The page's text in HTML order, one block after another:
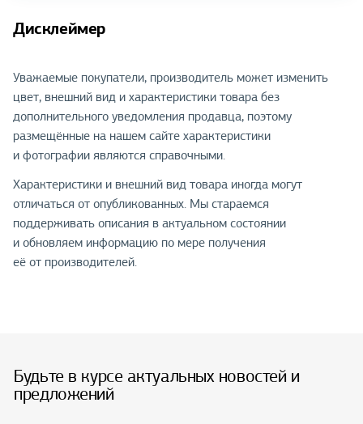
Дисклеймер
Уважаемые покупатели, производитель может изменить
цвет, внешний вид и характеристики товара без
дополнительного уведомления продавца, поэтому
размещённые на нашем сайте характеристики
и фотографии являются справочными.
Характеристики и внешний вид товара иногда могут
отличаться от опубликованных. Мы стараемся
поддерживать описания в актуальном состоянии
и обновляем информацию по мере получения
её от производителей.
Будьте в курсе актуальных новостей и
предложений